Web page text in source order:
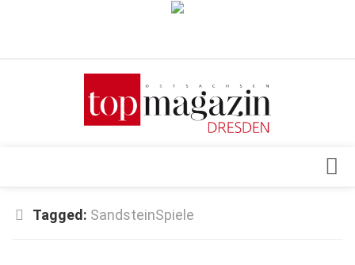
Verkaufsstellen
Top Gesundheitsforum Dresden / Ostsachsen
Tagged: SandsteinSpiele